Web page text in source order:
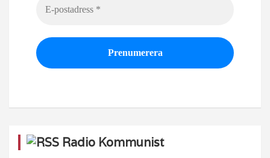
Radio Kommunist